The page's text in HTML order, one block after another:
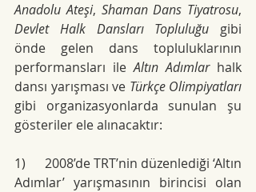
Anadolu Ateşi, Shaman Dans Tiyatrosu
Devlet Halk Dansları Topluluğu gibi
önde gelen dans topluluklarının
performansları ile Altın Adımlar halk
dansı yarışması ve Türkçe Olimpiyatları
gibi organizasyonlarda sunulan şu
gösteriler ele alınacaktır:
1) 2008’de TRT’nin düzenlediği ‘Altın
Adımlar’ yarışmasının birincisi olan